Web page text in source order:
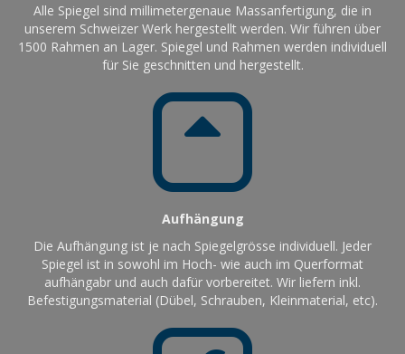
Alle Spiegel sind millimetergenaue Massanfertigung, die in
unserem Schweizer Werk hergestellt werden. Wir führen über
1500 Rahmen an Lager. Spiegel und Rahmen werden individuell
für Sie geschnitten und hergestellt.
Aufhängung
Die Aufhängung ist je nach Spiegelgrösse individuell. Jeder
Spiegel ist in sowohl im Hoch- wie auch im Querformat
aufhängabr und auch dafür vorbereitet. Wir liefern inkl.
Befestigungsmaterial (Dübel, Schrauben, Kleinmaterial, etc).